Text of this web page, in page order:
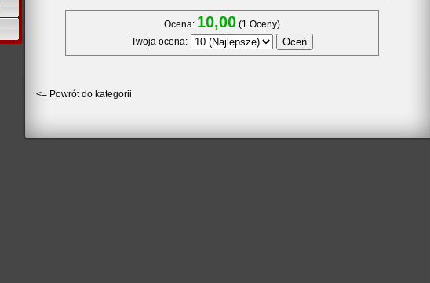
Ocena: 10,00 (1 Oceny)
Twoja ocena:
<= Powrót do kategorii